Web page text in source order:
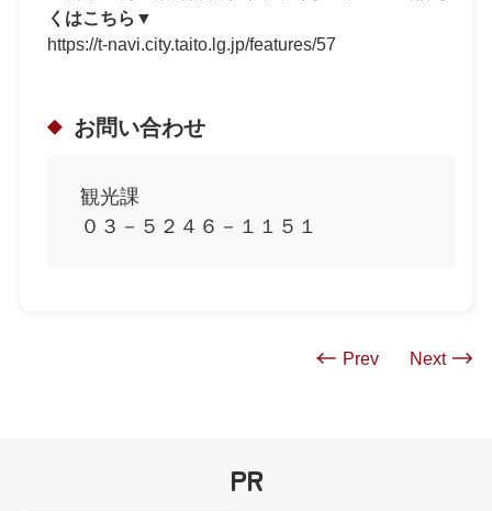
くはこちら▼
https://t-navi.city.taito.lg.jp/features/57
お問い合わせ
観光課
０３－５２４６－１１５１
Prev Next
PR